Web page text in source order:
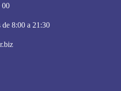
00
8:00 a 21:30